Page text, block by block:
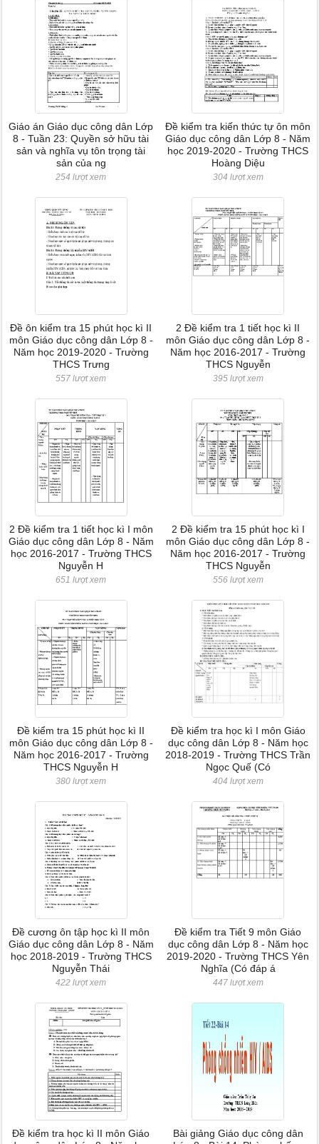
Giáo án Giáo dục công dân Lớp
8 - Tuần 23: Quyền sở hữu tài
sản và nghĩa vụ tôn trọng tài
sản của ng
254 lượt xem
Đề kiểm tra kiến thức tự ôn môn
Giáo dục công dân Lớp 8 - Năm
học 2019-2020 - Trường THCS
Hoàng Diệu
304 lượt xem
Đề ôn kiểm tra 15 phút học kì II
môn Giáo dục công dân Lớp 8 -
Năm học 2019-2020 - Trường
THCS Trưng
557 lượt xem
2 Đề kiểm tra 1 tiết học kì II
môn Giáo dục công dân Lớp 8 -
Năm học 2016-2017 - Trường
THCS Nguyễn
395 lượt xem
2 Đề kiểm tra 1 tiết học kì I môn
Giáo dục công dân Lớp 8 - Năm
học 2016-2017 - Trường THCS
Nguyễn H
651 lượt xem
2 Đề kiểm tra 15 phút học kì I
môn Giáo dục công dân Lớp 8 -
Năm học 2016-2017 - Trường
THCS Nguyễn
556 lượt xem
Đề kiểm tra 15 phút học kì II
môn Giáo dục công dân Lớp 8 -
Năm học 2016-2017 - Trường
THCS Nguyễn H
380 lượt xem
Đề kiểm tra học kì I môn Giáo
dục công dân Lớp 8 - Năm học
2018-2019 - Trường THCS Trần
Ngọc Quế (Có
404 lượt xem
Đề cương ôn tập học kì II môn
Giáo dục công dân Lớp 8 - Năm
học 2018-2019 - Trường THCS
Nguyễn Thái
422 lượt xem
Đề kiểm tra Tiết 9 môn Giáo
dục công dân Lớp 8 - Năm học
2019-2020 - Trường THCS Yên
Nghĩa (Có đáp á
447 lượt xem
Đề kiểm tra học kì II môn Giáo
Bài giảng Giáo dục công dân